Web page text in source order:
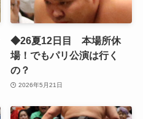
◆26夏12日目 本場所休
場！でもパリ公演は行く
の？
2026年5月21日